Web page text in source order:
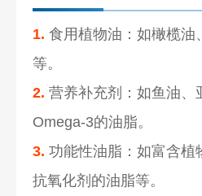
1. 食用植物油：如橄榄油
等。
2. 营养补充剂：如鱼油、
Omega-3的油脂。
3. 功能性油脂：如富含植
抗氧化剂的油脂等。